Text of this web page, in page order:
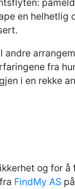
en helhetlig
andre
fra
i en rekke
og for
FindMy AS